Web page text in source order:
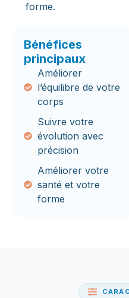
forme.
Bénéfices
principaux
Améliorer
l’équilibre de votre
corps
Suivre votre
évolution avec
précision
Améliorer votre
santé et votre
forme